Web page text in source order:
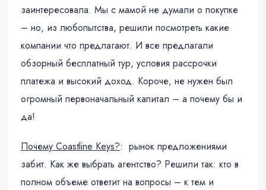
заинтересовала. Мы с мамой не думали о покупке
– но, из любопытства, решили посмотреть какие
компании что предлагают. И все предлагали
обзорный бесплатный тур, условия рассрочки
платежа и высокий доход. Короче, не нужен был
огромный первоначальный капитал – а почему бы и
да!
Почему Coastline Keys?: рынок предложениями
забит. Как же выбрать агентство? Решили так: кто в
полном объеме ответит на вопросы – к тем и